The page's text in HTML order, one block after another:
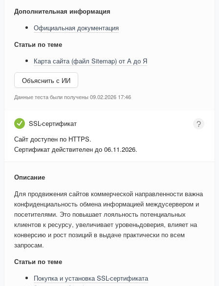
Дополнительная информация
Официальная документация
Статьи по теме
Карта сайта (файл Sitemap) от А до Я
Объяснить с ИИ
Данные теста были получены 09.02.2026 17:46
SSL-сертификат
Сайт доступен по HTTPS.
Сертификат действителен до 06.11.2026.
Описание
Для продвижения сайтов коммерческой направленности важна
конфиденциальность обмена информацией междусервером и
посетителями. Это повышает лояльность потенциальных
клиентов к ресурсу, увеличивает уровеньдоверия, влияет на
конверсию и рост позиций в выдаче практически по всем
запросам.
Статьи по теме
Покупка и установка SSL-сертификата